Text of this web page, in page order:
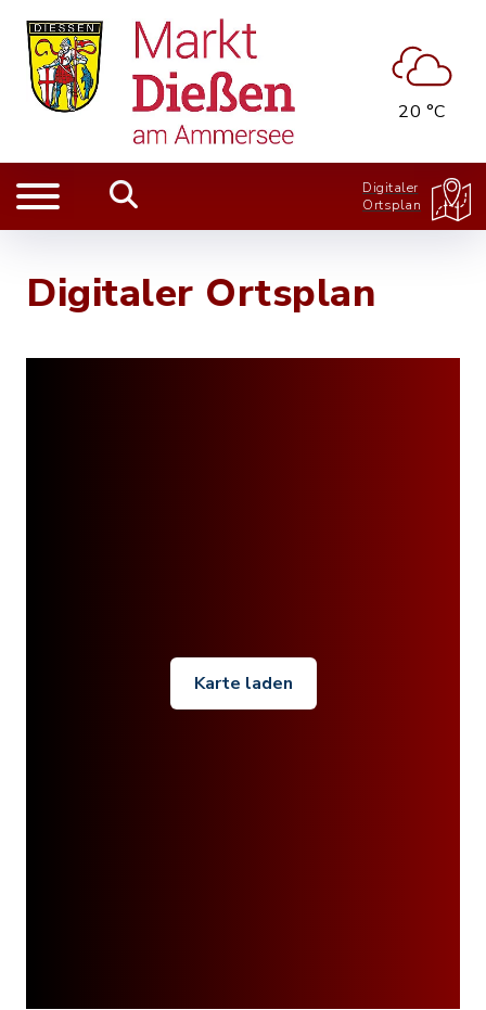
20 °C
Digitaler
Ortsplan
Digitaler Ortsplan
Karte laden